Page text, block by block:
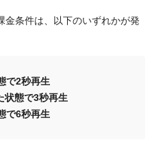
金条件は、以下のいずれかが発
で2秒再生
状態で3秒再生
で6秒再生